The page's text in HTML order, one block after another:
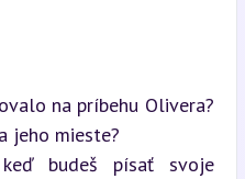
na príbehu Olivera?
jeho mieste?
budeš písať svoje